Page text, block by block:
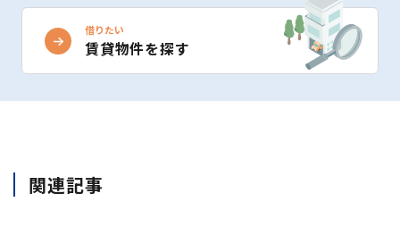
借りたい
賃貸物件を探す
関連記事